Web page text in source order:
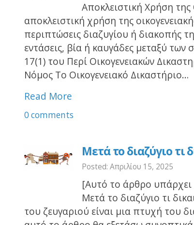
Αποκλειστική Χρήση
αποκλειστική χρήση της
περιπτώσεις διαζυγίου ή διακοπής
εντάσεις, βία ή καυγάδες μεταξύ
17(1) του Περί Οικογενειακών
Νόμος Το Οικογενειακό Δικαστήριο…
Read More
0 comments
Μετά το διαζύγιο τι
Posted: Απριλίου 15, 2025
[Αυτό το άρθρο
Μετά το διαζύγιο τι
του ζευγαριού είναι μια πτυχή του